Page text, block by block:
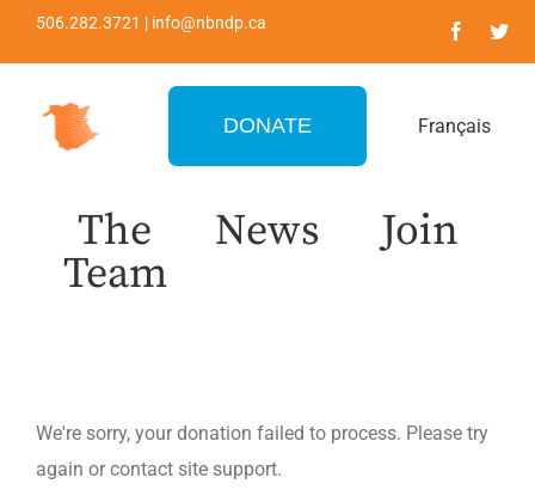
506.282.3721 | info@nbndp.ca
DONATE Français
The
Team
News Join
We're sorry, your donation failed to process. Please try
again or contact site support.